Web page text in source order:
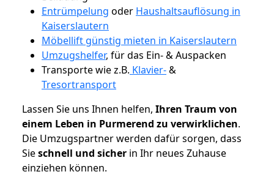
Entrümpelung oder Haushaltsauflösung in
Kaiserslautern
Möbellift günstig mieten in Kaiserslautern
Umzugshelfer, für das Ein- & Auspacken
Transporte wie z.B. Klavier-&
Tresortransport
Lassen Sie uns Ihnen helfen, Ihren Traum von
einem Leben in Purmerend zu verwirklichen.
Die Umzugspartner werden dafür sorgen, dass
Sieschnell und sicher in Ihr neues Zuhause
einziehen können.